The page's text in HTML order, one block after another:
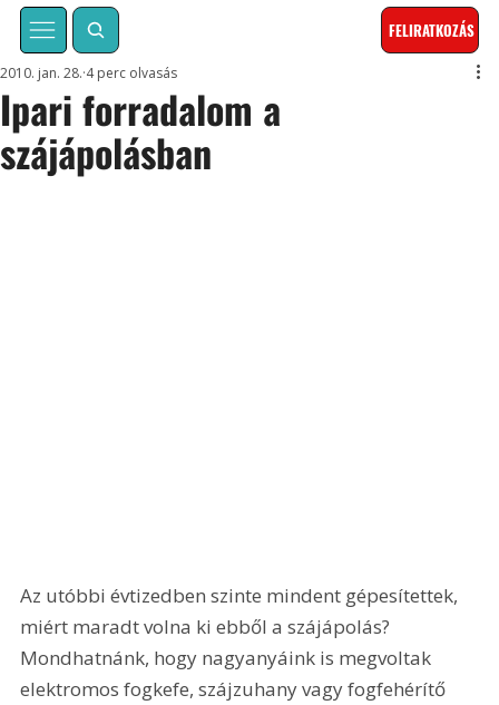
FELIRATKOZÁS
Ipari forradalom a
szájápolásban
2010. jan. 28. 4 perc olvasás
Az utóbbi évtizedben szinte mindent gépesítettek,
miért maradt volna ki ebből a szájápolás?
Mondhatnánk, hogy nagyanyáink is megvoltak
elektromos fogkefe, szájzuhany vagy fogfehérítő